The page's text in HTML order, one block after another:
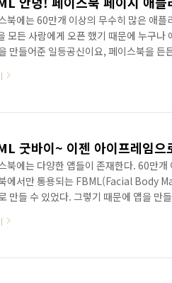
북에는 60만개 이상의 무수히 많은 애
모든 사람에게 오픈 했기 때문에 누구
만들어준 일등공신이요, 페이스북을
다. 그런데 페이스북에서만 통용되는
애플리케이션을 만들거나 페이지를 운
굿바이~ 이젠 아이프레임으
북에는 다양한 앱들이 존재한다. 60만
에서만 통용되는 FBML(Facial Body
만들 수 있었다. 그렇기 때문에 앱을 만
을 허용하도록 했기 때문이다. 그렇기 때
무방하다. 그럼 이제 앱을 어떻게 만들